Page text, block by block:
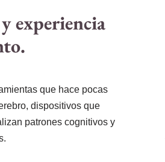
experiencia
que hace pocas
dispositivos que
patrones cognitivos y